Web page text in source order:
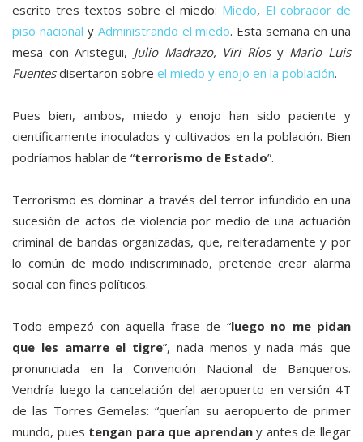
escrito tres textos sobre el miedo: Miedo, El cobrador de
piso nacional y Administrando el miedo. Esta semana en una
mesa con Aristegui, Julio Madrazo, Viri Ríosy Mario Luis
Fuentesdisertaron sobre el miedo y enojo en la población.
Pues bien, ambos, miedo y enojo han sido paciente y
científicamente inoculados y cultivados en la población. Bien
podríamos hablar de “terrorismo de Estado”.
Terrorismo es dominar a través del terror infundido en una
sucesión de actos de violencia por medio de una actuación
criminal de bandas organizadas, que, reiteradamente y por
lo común de modo indiscriminado, pretende crear alarma
social con fines políticos.
Todo empezó con aquella frase de “luego no me pidan
que les amarre el tigre”, nada menos y nada más que
pronunciada en la Convención Nacional de Banqueros.
Vendría luego la cancelación del aeropuerto en versión 4T
de las Torres Gemelas: “querían su aeropuerto de primer
mundo, pues tengan para que aprendany antes de llegar